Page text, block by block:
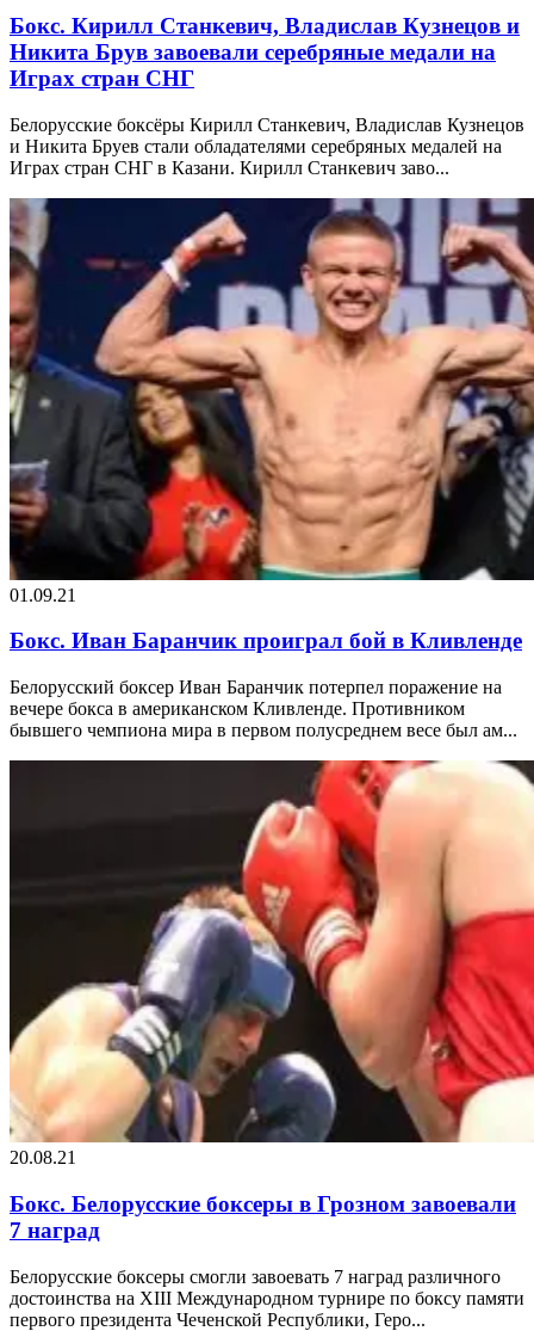
Бокс. Кирилл Станкевич, Владислав Кузнецов и
Никита Брув завоевали серебряные медали на
Играх стран СНГ
Белорусские боксёры Кирилл Станкевич, Владислав Кузнецов
и Никита Бруев стали обладателями серебряных медалей на
Играх стран СНГ в Казани. Кирилл Станкевич заво...
01.09.21
Бокс. Иван Баранчик проиграл бой в Кливленде
Белорусский боксер Иван Баранчик потерпел поражение на
вечере бокса в американском Кливленде. Противником
бывшего чемпиона мира в первом полусреднем весе был ам...
20.08.21
Бокс. Белорусские боксеры в Грозном завоевали
7 наград
Белорусские боксеры смогли завоевать 7 наград различного
достоинства на XIII Международном турнире по боксу памяти
первого президента Чеченской Республики, Геро...